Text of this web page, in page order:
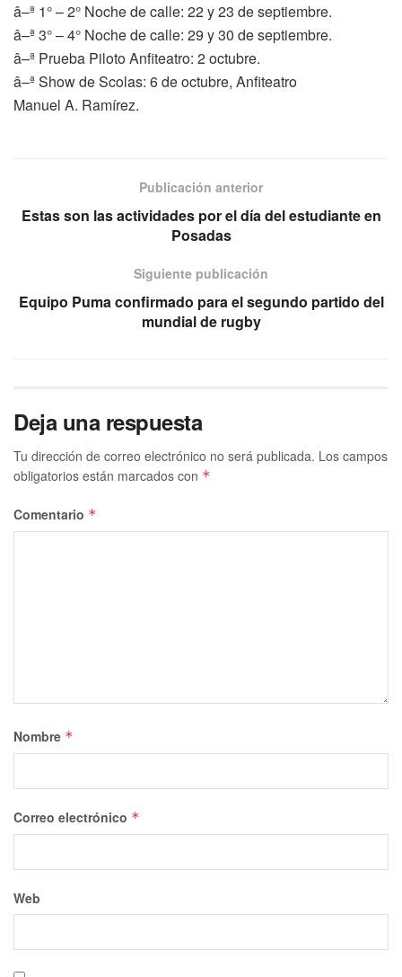
â–ª 1° – 2° Noche de calle: 22 y 23 de septiembre.
â–ª 3° – 4° Noche de calle: 29 y 30 de septiembre.
â–ª Prueba Piloto Anfiteatro: 2 octubre.
â–ª Show de Scolas: 6 de octubre, Anfiteatro
Manuel A. Ramírez.
Publicación anterior
Estas son las actividades por el día del estudiante en
Posadas
Siguiente publicación
Equipo Puma confirmado para el segundo partido del
mundial de rugby
Deja una respuesta
Tu dirección de correo electrónico no será publicada. Los campos
obligatorios están marcados con *
Comentario *
Nombre *
Correo electrónico *
Web